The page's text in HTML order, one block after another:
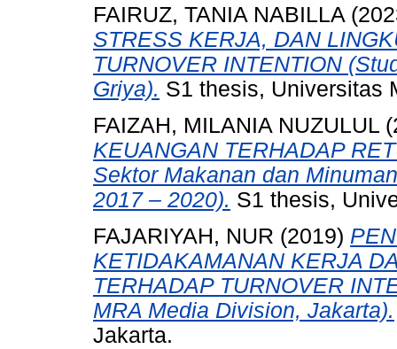
FAIRUZ, TANIA NABILLA
STRESS KERJA, DAN
TURNOVER INTENTION
Griya). S1 thesis, Universitas
FAIZAH, MILANIA NUZULUL
KEUANGAN TERHADAP
Sektor Makanan dan
2017 – 2020). S1 thesis,
FAJARIYAH, NUR (2019)
KETIDAKAMANAN KERJA
TERHADAP TURNOVER
MRA Media Division, Jakarta).
Jakarta.